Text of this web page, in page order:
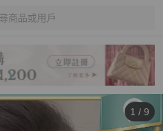
商品或用戶
1 / 9